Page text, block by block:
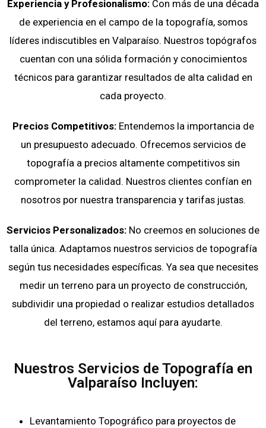
Experiencia y Profesionalismo: Con más de una década
de experiencia en el campo de la topografía, somos
líderes indiscutibles en Valparaíso. Nuestros topógrafos
cuentan con una sólida formación y conocimientos
técnicos para garantizar resultados de alta calidad en
cada proyecto.
Precios Competitivos:Entendemos la importancia de
un presupuesto adecuado. Ofrecemos servicios de
topografía a precios altamente competitivos sin
comprometer la calidad. Nuestros clientes confían en
nosotros por nuestra transparencia y tarifas justas.
Servicios Personalizados: No creemos en soluciones de
talla única. Adaptamos nuestros servicios de topografía
según tus necesidades específicas. Ya sea que necesites
medir un terreno para un proyecto de construcción,
subdividir una propiedad o realizar estudios detallados
del terreno, estamos aquí para ayudarte.
Nuestros Servicios de Topografía en
Valparaíso Incluyen:
Levantamiento Topográfico para proyectos de